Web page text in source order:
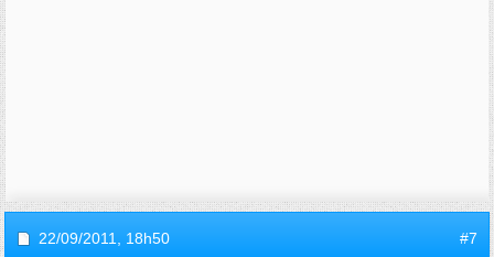
22/09/2011, 18h50 #7